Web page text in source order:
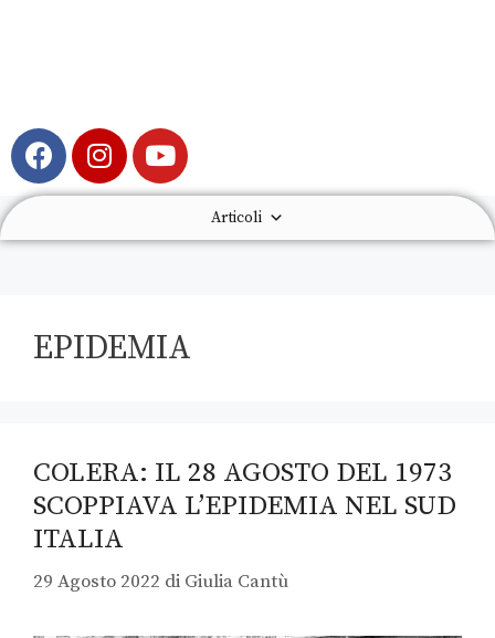
Articoli
EPIDEMIA
COLERA: IL 28 AGOSTO DEL 1973
SCOPPIAVA L’EPIDEMIA NEL SUD
ITALIA
29 Agosto 2022 di Giulia Cantù